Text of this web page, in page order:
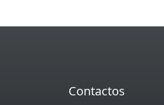
Contactos